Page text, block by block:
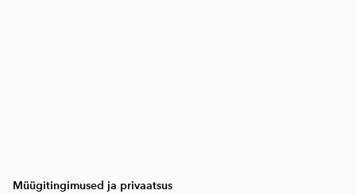
Müügitingimused ja privaatsus